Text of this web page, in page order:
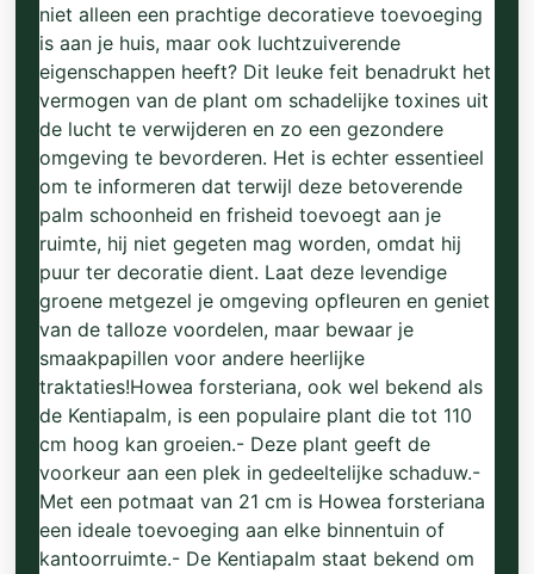
niet alleen een prachtige decoratieve toevoeging
is aan je huis, maar ook luchtzuiverende
eigenschappen heeft? Dit leuke feit benadrukt het
vermogen van de plant om schadelijke toxines uit
de lucht te verwijderen en zo een gezondere
omgeving te bevorderen. Het is echter essentieel
om te informeren dat terwijl deze betoverende
palm schoonheid en frisheid toevoegt aan je
ruimte, hij niet gegeten mag worden, omdat hij
puur ter decoratie dient. Laat deze levendige
groene metgezel je omgeving opfleuren en geniet
van de talloze voordelen, maar bewaar je
smaakpapillen voor andere heerlijke
traktaties!Howea forsteriana, ook wel bekend als
de Kentiapalm, is een populaire plant die tot 110
cm hoog kan groeien.- Deze plant geeft de
voorkeur aan een plek in gedeeltelijke schaduw.-
Met een potmaat van 21 cm is Howea forsteriana
een ideale toevoeging aan elke binnentuin of
kantoorruimte.- De Kentiapalm staat bekend om